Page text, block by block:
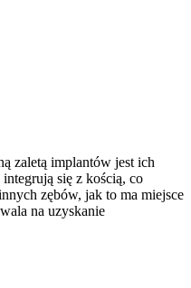
zaletą implantów jest ich
się z kością, co
zębów, jak to ma miejsce
na uzyskanie